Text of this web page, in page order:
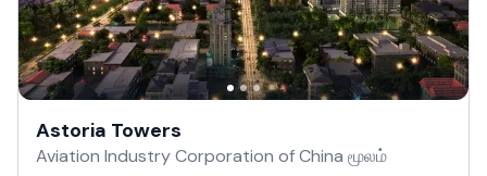
Astoria Towers
Aviation Industry Corporation of China மூலம்